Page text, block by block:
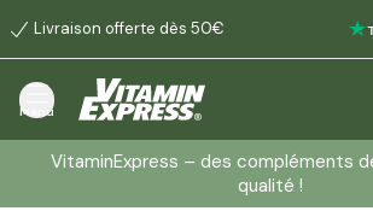
Livraison offerte dès 50€
Menu
VitaminExpress – des compléments
qualité !